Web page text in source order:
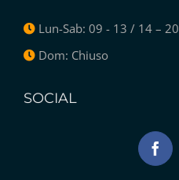
Lun-Sab: 09 - 13 / 14 – 20
Dom: Chiuso
SOCIAL